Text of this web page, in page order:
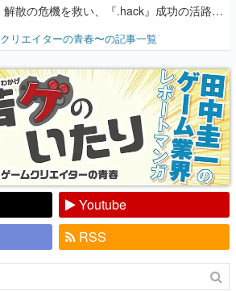
解散の危機を救い、『.hack』成功の活路を
『少年ジャンプ』色だった【若ゲのいた
り】
リエイターの青春〜の記事一覧
Youtube
RSS